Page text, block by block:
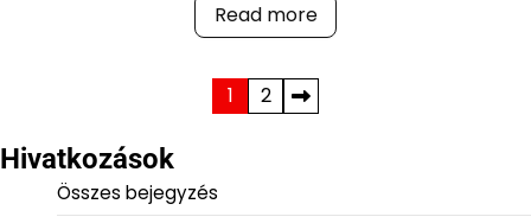
Read more
pagination
1 2
Hivatkozások
Összes bejegyzés